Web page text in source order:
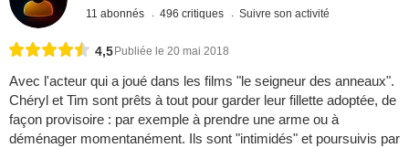
11 abonnés 496 critiques Suivre son activité
4,5 Publiée le 20 mai 2018
Avec l'acteur qui a joué dans les films "le seigneur des anneaux".
Chéryl et Tim sont prêts à tout pour garder leur fillette adoptée, de
façon provisoire : par exemple à prendre une arme ou à
déménager momentanément. Ils sont "intimidés" et poursuivis par